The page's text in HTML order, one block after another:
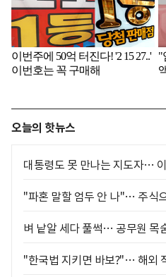
오늘의 핫뉴스
대통령도 못 만나는 지도자…
"파혼 말할 엄두 안 나"… 주식
벼 낱알 세다 풀썩… 공무원 목
"한국법 지키면 바보?"… 해외